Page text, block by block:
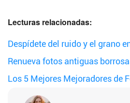
Lecturas relacionadas:
Despídete del ruido y el grano
Renueva fotos antiguas
Los 5 Mejores Mejoradores de